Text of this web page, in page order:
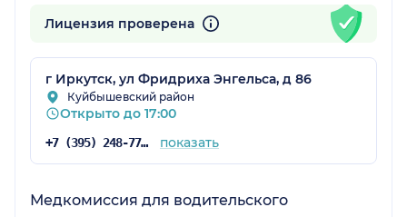
Лицензия проверена
г Иркутск, ул Фридриха Энгельса, д 86
Куйбышевский район
Открыто до 17:00
+7 (395) 248-77-48 показать
Медкомиссия для водительского